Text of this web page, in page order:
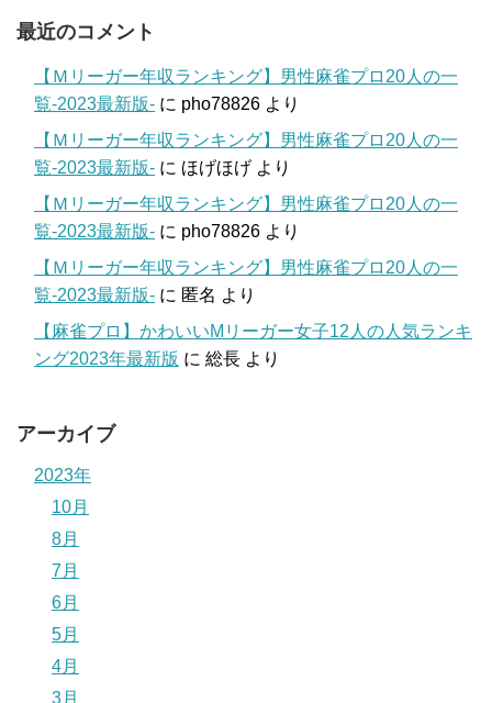
最近のコメント
【Ｍリーガー年収ランキング】男性麻雀プロ20人の一
覧-2023最新版- に pho78826 より
【Ｍリーガー年収ランキング】男性麻雀プロ20人の一
覧-2023最新版- に ほげほげ より
【Ｍリーガー年収ランキング】男性麻雀プロ20人の一
覧-2023最新版- に pho78826 より
【Ｍリーガー年収ランキング】男性麻雀プロ20人の一
覧-2023最新版- に 匿名 より
【麻雀プロ】かわいいMリーガー女子12人の人気ランキ
ング2023年最新版 に 総長 より
アーカイブ
2023年
10月
8月
7月
6月
5月
4月
3月